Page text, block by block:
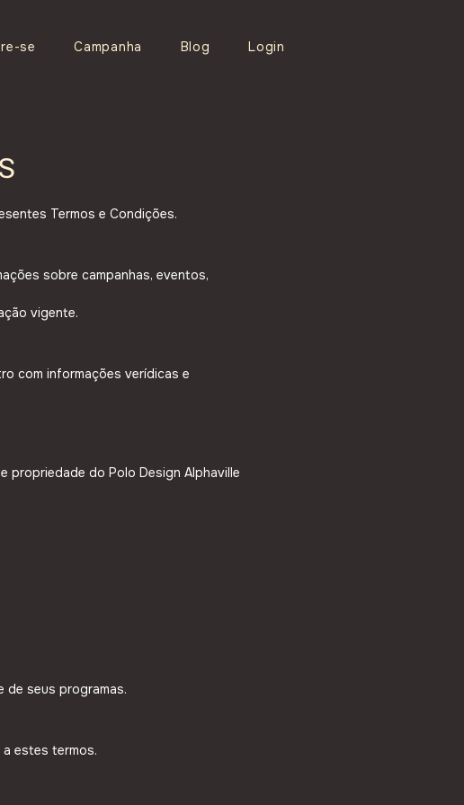
se Campanha Blog Login
Termos e Condições.
sobre campanhas, eventos,
vigente.
com informações verídicas e
propriedade do Polo Design Alphaville
de seus programas.
estes termos.